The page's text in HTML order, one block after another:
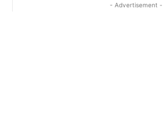
- Advertisement -